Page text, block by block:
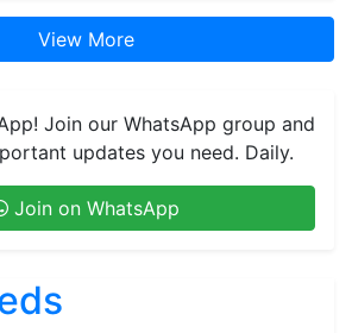
View More
Join our WhatsApp group and
updates you need. Daily.
Join on WhatsApp